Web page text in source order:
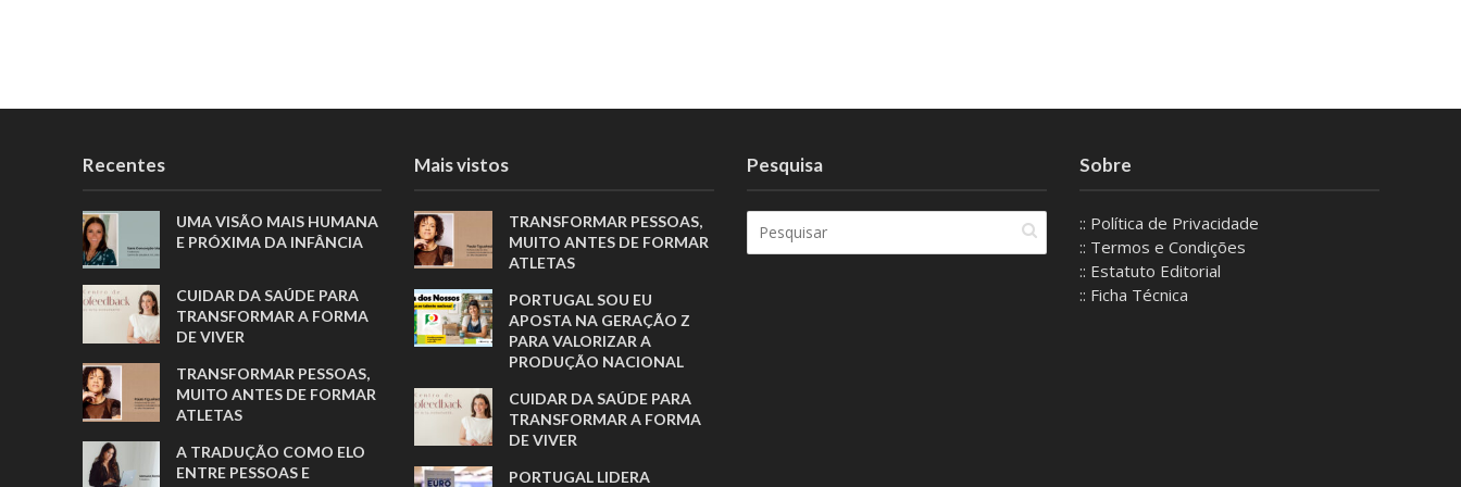
Recentes
UMA VISÃO MAIS HUMANA
E PRÓXIMA DA INFÂNCIA
CUIDAR DA SAÚDE PARA
TRANSFORMAR A FORMA
DE VIVER
TRANSFORMAR PESSOAS,
MUITO ANTES DE FORMAR
ATLETAS
A TRADUÇÃO COMO ELO
ENTRE PESSOAS E
Mais vistos
TRANSFORMAR PESSOAS,
MUITO ANTES DE FORMAR
ATLETAS
PORTUGAL SOU EU
APOSTA NA GERAÇÃO Z
PARA VALORIZAR A
PRODUÇÃO NACIONAL
CUIDAR DA SAÚDE PARA
TRANSFORMAR A FORMA
DE VIVER
PORTUGAL LIDERA
Pesquisa Sobre
:: Política de Privacidade
:: Termos e Condições
:: Estatuto Editorial
:: Ficha Técnica